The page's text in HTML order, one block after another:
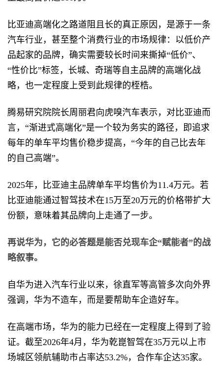
比亚迪高端化之路道阻且长的真正原因，是源于一条
汽车行业，甚至整个消费行业的市场规律：以低价产
品起家的品牌，确实需要较长时间来撕掉“低价”、
“性价比”标签，长城、奇瑞等自主品牌的高端化战
略，也一定程度上受到此规律的桎梏。
腾易研究院院长周丽君向虎嗅汽车表示，对比亚迪而
言，“渐进式高端化”是一个较为务实的路径，即追求
每年的单车平均售价稳步提高，“今年的自己比去年
的自己高端”。
2025年，比亚迪主品牌单车平均售价为11.4万元。若
比亚迪能通过智驾技术在15万至20万元的价格带扩大
份额，意味着其品牌向上走通了一步。
再说华为，它的必答题是能否兑现车企“赋能者”的战
略叙事。
自华为进入汽车行业以来，徐直军等高管多次向外界
强调，华为不造车，而是要帮助车企造好车。
在高端市场，华为的能力已经在一定程度上得到了验
证。截至2026年4月，华为乾崑智驾在35万元以上市
场城区领航辅助市占率达53.2%，合作车企达35家。